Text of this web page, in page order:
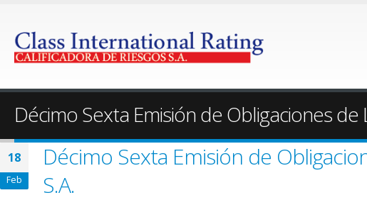
Décimo Sexta Emisión de Obligaciones de
18
Feb
Décimo Sexta Emisión de
S.A.